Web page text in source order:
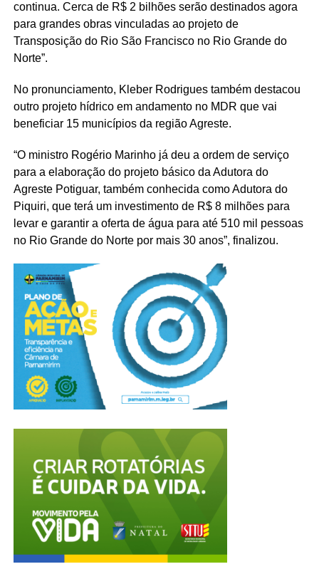
continua. Cerca de R$ 2 bilhões serão destinados agora
para grandes obras vinculadas ao projeto de
Transposição do Rio São Francisco no Rio Grande do
Norte”.
No pronunciamento, Kleber Rodrigues também destacou
outro projeto hídrico em andamento no MDR que vai
beneficiar 15 municípios da região Agreste.
“O ministro Rogério Marinho já deu a ordem de serviço
para a elaboração do projeto básico da Adutora do
Agreste Potiguar, também conhecida como Adutora do
Piquiri, que terá um investimento de R$ 8 milhões para
levar e garantir a oferta de água para até 510 mil pessoas
no Rio Grande do Norte por mais 30 anos”, finalizou.